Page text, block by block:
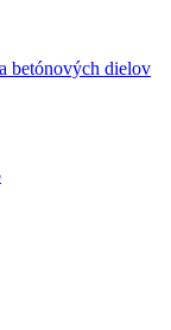
betónových dielov